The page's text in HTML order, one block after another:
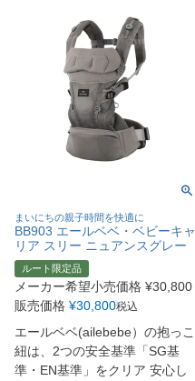
まいにちの親子時間を快適に
BB903 エールベベ・ベビーキャ
リア スリー ニュアンスグレー
ルート限定品
メーカー希望小売価格 ¥30,800
販売価格 ¥30,800税込
エールベベ(ailebebe）の抱っこ
紐は、2つの安全基準「SG基
準・EN基準」をクリア 安心し